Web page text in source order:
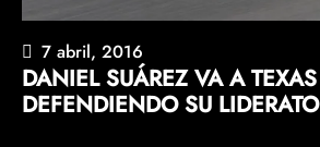
7 abril, 2016
DANIEL SUÁREZ VA A TEXAS
DEFENDIENDO SU LIDERATO